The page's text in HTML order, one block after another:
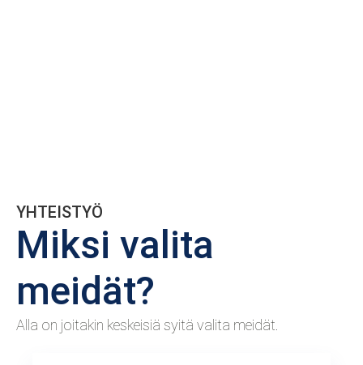
YHTEISTYÖ
Miksi valita
meidät?
Alla on joitakin keskeisiä syitä valita meidät.